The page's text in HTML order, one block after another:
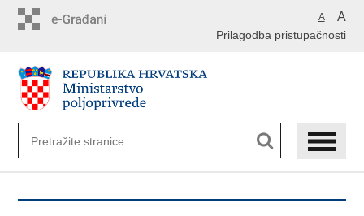
A A
Prilagodba pristupačnosti